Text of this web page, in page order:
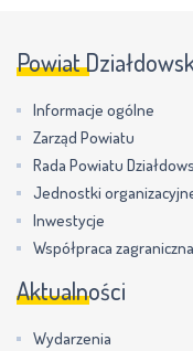
Powiat
Informacje ogólne
Zarząd Powiatu
Rada Powiatu
Jednostki
Inwestycje
Współpraca zagraniczna
Aktualności
Wydarzenia